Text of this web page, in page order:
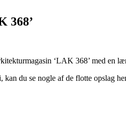
368’
‘LAK 368’ med en
du se nogle af de flotte opslag